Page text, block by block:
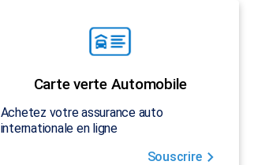
Carte verte Automobile
Achetez votre assurance auto
internationale en ligne
Souscrire